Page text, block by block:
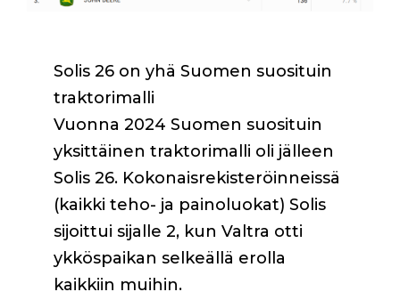
Solis 26 on yhä Suomen suosituin
traktorimalli
Vuonna 2024 Suomen suosituin
yksittäinen traktorimalli oli jälleen
Solis 26. Kokonaisrekisteröinneissä
(kaikki teho- ja painoluokat) Solis
sijoittui sijalle 2, kun Valtra otti
ykköspaikan selkeällä erolla
kaikkiin muihin.